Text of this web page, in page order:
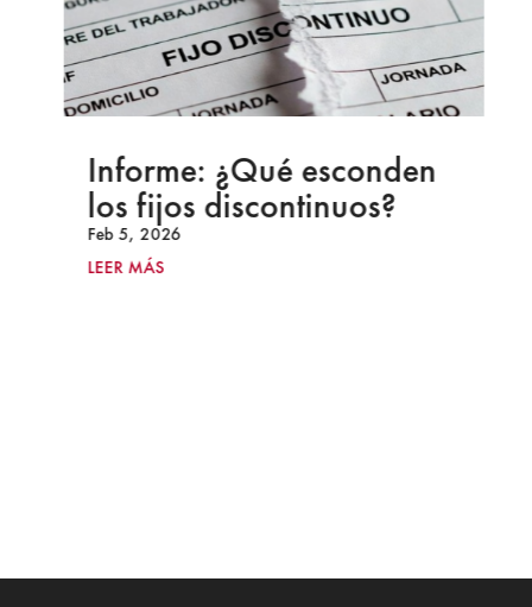
Informe: ¿Qué esconden
los fijos discontinuos?
Feb 5, 2026
LEER MÁS